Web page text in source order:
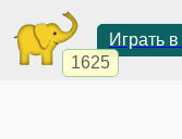
1625
Играть